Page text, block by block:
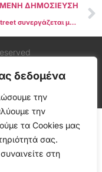
δεδομένα
την
την
τα Cookies μας
σας.
στη
ΔΗΜΟΣΙΕΥΣΗ
Η State Street συνεργάζεται με την Galaxy για να διερευνήσει τις επιλογές ETF πέρα από το Bitcoin